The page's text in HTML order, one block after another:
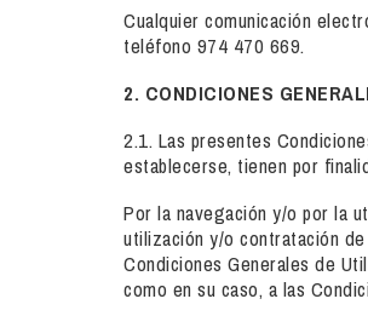
Cualquier comunicación
teléfono 974 470 669.
2. CONDICIONES
2.1. Las presentes
establecerse, tienen por
Por la navegación y/o por la
utilización y/o contratación
Condiciones Generales de
como en su caso, a las